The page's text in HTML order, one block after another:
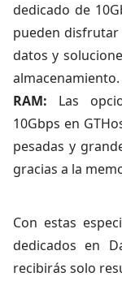
dedicado de
pueden
datos y
almacenamiento.
RAM: Las
10Gbps en
pesadas y
gracias a la
Con estas
dedicados en
recibirás solo